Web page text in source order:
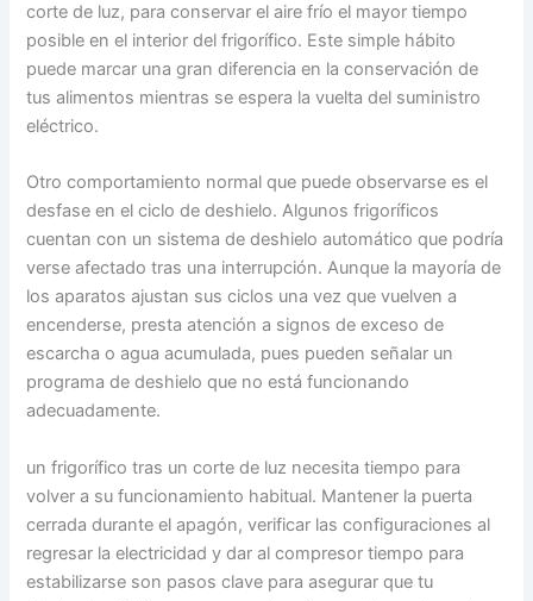
corte de luz, para conservar el aire frío el mayor tiempo
posible en el interior del frigorífico. Este simple hábito
puede marcar una gran diferencia en la conservación de
tus alimentos mientras se espera la vuelta del suministro
eléctrico.
Otro comportamiento normal que puede observarse es el
desfase en el ciclo de deshielo. Algunos frigoríficos
cuentan con un sistema de deshielo automático que podría
verse afectado tras una interrupción. Aunque la mayoría de
los aparatos ajustan sus ciclos una vez que vuelven a
encenderse, presta atención a signos de exceso de
escarcha o agua acumulada, pues pueden señalar un
programa de deshielo que no está funcionando
adecuadamente.
un frigorífico tras un corte de luz necesita tiempo para
volver a su funcionamiento habitual. Mantener la puerta
cerrada durante el apagón, verificar las configuraciones al
regresar la electricidad y dar al compresor tiempo para
estabilizarse son pasos clave para asegurar que tu